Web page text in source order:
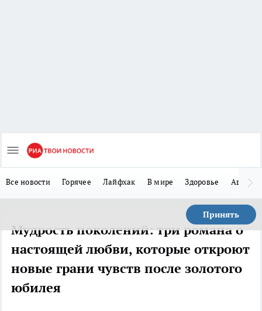
Все новости Горячее Лайфхак В мире Здоровье Авто
Принять
Мудрость поколений: три романа о
настоящей любви, которые откроют
новые грани чувств после золотого
юбилея